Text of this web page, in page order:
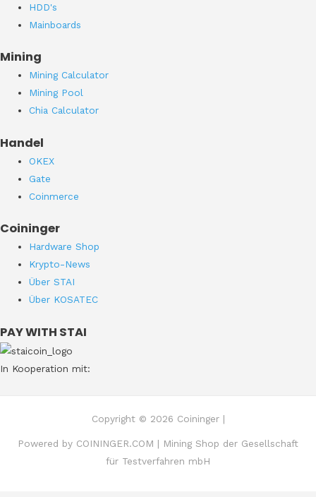
HDD's
Mainboards
Mining
Mining Calculator
Mining Pool
Chia Calculator
Handel
OKEX
Gate
Coinmerce
Coininger
Hardware Shop
Krypto-News
Über STAI
Über KOSATEC
PAY WITH STAI
In Kooperation mit:
Copyright © 2026 Coininger |
Powered by COININGER.COM | Mining Shop der Gesellschaft
für Testverfahren mbH